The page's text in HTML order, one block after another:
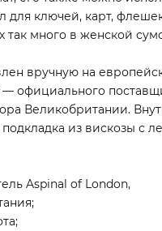
для ключей, карт,
так много в женской
вручную на
— официального
Великобритании.
из вискозы с
Aspinal of London,